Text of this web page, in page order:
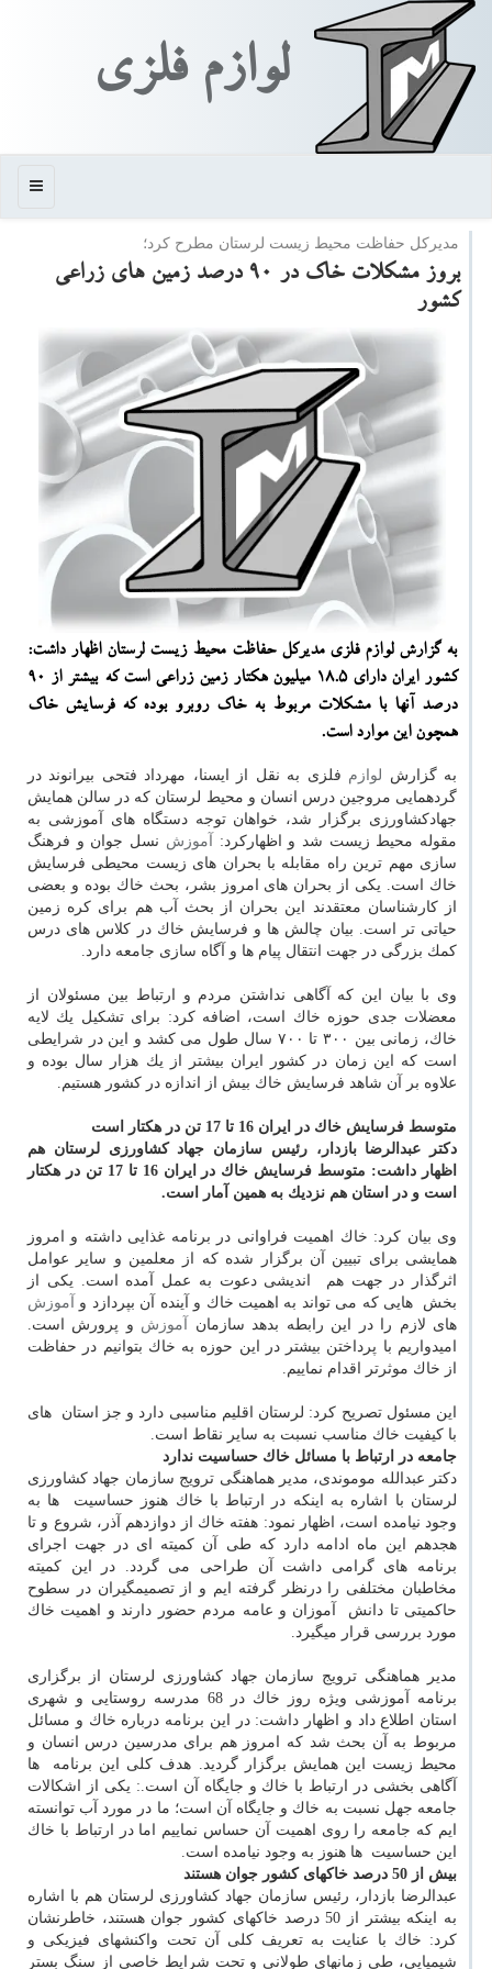
لوازم فلزی
منو
مدیركل حفاظت محیط زیست لرستان مطرح كرد؛
بروز مشكلات خاك در ۹۰ درصد زمین های زراعی
كشور
به گزارش لوازم فلزی مدیركل حفاظت محیط زیست لرستان اظهار داشت:
كشور ایران دارای 18.5 میلیون هكتار زمین زراعی است كه بیشتر از ۹۰
درصد آنها با مشكلات مربوط به خاك روبرو بوده كه فرسایش خاك
همچون این موارد است.
به گزارش لوازم فلزی به نقل از ایسنا، مهرداد فتحی بیرانوند در
گردهمایی مروجین درس انسان و محیط لرستان كه در سالن همایش
جهادكشاورزی برگزار شد، خواهان توجه دستگاه های آموزشی به
مقوله محیط زیست شد و اظهاركرد:
آموزش نسل جوان و فرهنگ
سازی مهم ترین راه مقابله با بحران های زیست محیطی فرسایش
خاك است. یكی از بحران های امروز بشر، بحث خاك بوده و بعضی
از كارشناسان معتقدند این بحران از بحث آب هم برای كره زمین
حیاتی تر است. بیان چالش ها و فرسایش خاك در كلاس های درس
كمك بزرگی در جهت انتقال پیام ها و آگاه سازی جامعه دارد.
وی با بیان این كه آگاهی نداشتن مردم و ارتباط بین مسئولان از
معضلات جدی حوزه خاك است، اضافه كرد: برای تشكیل یك لایه
خاك، زمانی بین ۳۰۰ تا ۷۰۰ سال طول می كشد و این در شرایطی
است كه این زمان در كشور ایران بیشتر از یك هزار سال بوده و
علاوه بر آن شاهد فرسایش خاك بیش از اندازه در كشور هستیم.
متوسط فرسایش خاك در ایران 16 تا 17 تن در هكتار است
دكتر عبدالرضا بازدار، رئیس سازمان جهاد كشاورزی لرستان هم
اظهار داشت: متوسط فرسایش خاك در ایران 16 تا 17 تن در هكتار
است و در استان هم نزدیك به همین آمار است.
وی بیان كرد: خاك اهمیت فراوانی در برنامه غذایی داشته و امروز
همایشی برای تبیین آن برگزار شده كه از معلمین و سایر عوامل
اثرگذار در جهت هم ‎ اندیشی دعوت به عمل آمده است. یكی از
بخش ‎ هایی كه می تواند به اهمیت خاك و آینده آن بپردازد و
آموزش
های لازم را در این رابطه بدهد سازمان
آموزش و پرورش است.
امیدواریم با پرداختن بیشتر در این حوزه به خاك بتوانیم در حفاظت
از خاك موثرتر اقدام نماییم.
این مسئول تصریح كرد: لرستان اقلیم مناسبی دارد و جز استان ‎ های
با كیفیت خاك مناسب نسبت به سایر نقاط است.
جامعه در ارتباط با مسائل خاك حساسیت‎ ندارد
دكتر عبدالله موموندی، مدیر هماهنگی ترویج سازمان جهاد كشاورزی
لرستان با اشاره به اینكه در ارتباط با خاك هنوز حساسیت ‎ ها به
وجود نیامده است، اظهار نمود: هفته خاك از دوازدهم آذر، شروع و تا
هجدهم این ماه ادامه دارد كه طی آن كمیته ای در جهت اجرای
برنامه های گرامی داشت آن طراحی می گردد. در این كمیته
مخاطبان مختلفی را درنظر گرفته ایم و از تصمیمگیران در سطوح
حاكمیتی تا دانش ‎ آموزان و عامه مردم حضور دارند و اهمیت خاك
مورد بررسی قرار میگیرد.
مدیر هماهنگی ترویج سازمان جهاد كشاورزی لرستان از برگزاری
برنامه آموزشی ویژه روز خاك در 68 مدرسه روستایی و شهری
استان اطلاع داد و اظهار داشت: در این برنامه درباره خاك و مسائل
مربوط به آن بحث شد كه امروز هم برای مدرسین درس انسان و
محیط زیست این همایش برگزار گردید. هدف كلی این برنامه ‎ ها
آگاهی بخشی در ارتباط با خاك و جایگاه آن است.: یكی از اشكالات
جامعه جهل نسبت به خاك و جایگاه آن است؛ ما در مورد آب توانسته
ایم كه جامعه را روی اهمیت آن حساس نماییم اما در ارتباط با خاك
این حساسیت ‎ ها هنوز به وجود نیامده است.
بیش از 50 درصد خاك‎های كشور جوان هستند
عبدالرضا بازدار، رئیس سازمان جهاد كشاورزی لرستان هم با اشاره
به اینكه بیشتر از 50 درصد خاك‎های كشور جوان هستند، خاطرنشان
كرد: خاك با عنایت به تعریف كلی آن تحت واكنش‎های فیزیكی و
شیمیایی، طی زمان‎های طولانی و تحت شرایط خاصی از سنگ بستر